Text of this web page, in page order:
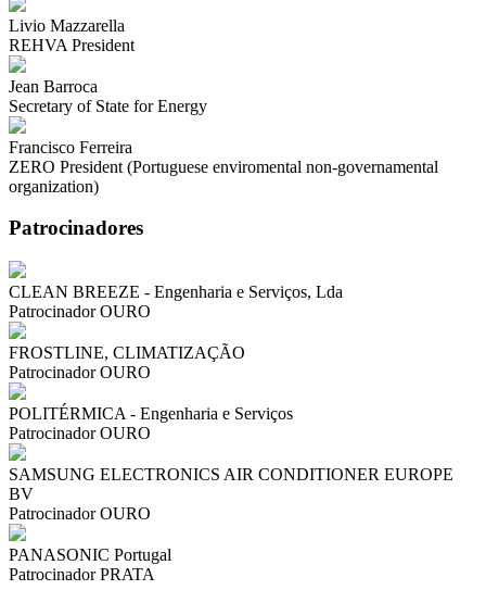
Livio Mazzarella
REHVA President
Jean Barroca
Secretary of State for Energy
Francisco Ferreira
ZERO President (Portuguese enviromental non-governamental
organization)
Patrocinadores
CLEAN BREEZE - Engenharia e Serviços, Lda
Patrocinador OURO
FROSTLINE, CLIMATIZAÇÃO
Patrocinador OURO
POLITÉRMICA - Engenharia e Serviços
Patrocinador OURO
SAMSUNG ELECTRONICS AIR CONDITIONER EUROPE
BV
Patrocinador OURO
PANASONIC Portugal
Patrocinador PRATA